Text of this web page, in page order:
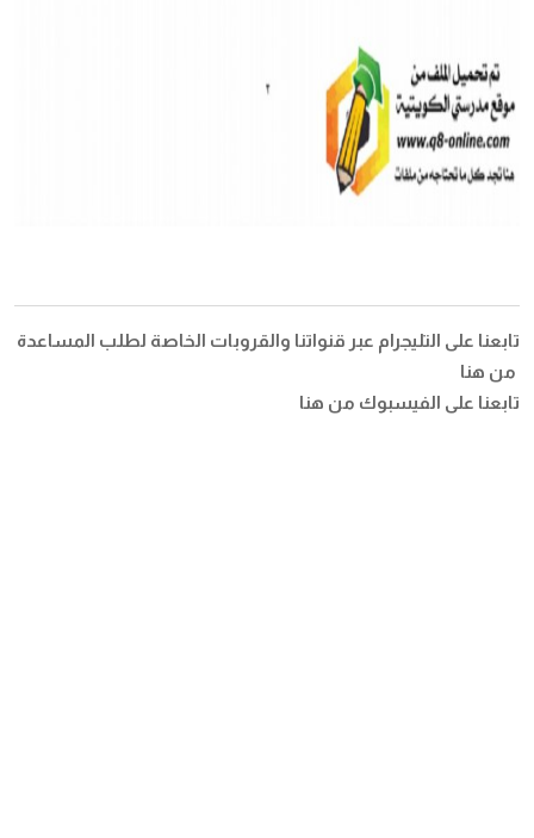
تابعنا على التليجرام عبر قنواتنا والقروبات الخاصة لطلب المساعدة
من هنا
تابعنا على الفيسبوك من هنا